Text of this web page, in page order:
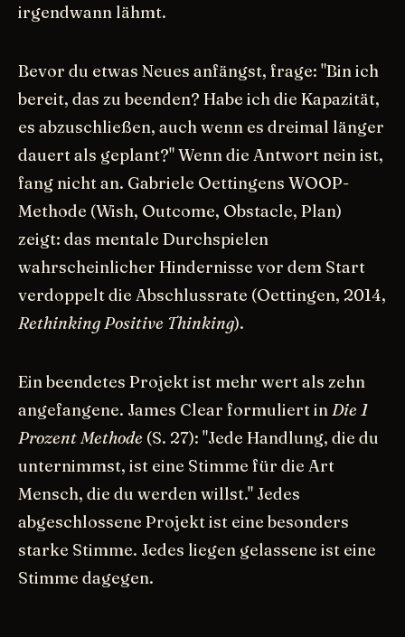
irgendwann lähmt.
Bevor du etwas Neues anfängst, frage: "Bin ich
bereit, das zu beenden? Habe ich die Kapazität,
es abzuschließen, auch wenn es dreimal länger
dauert als geplant?" Wenn die Antwort nein ist,
fang nicht an. Gabriele Oettingens WOOP-
Methode (Wish, Outcome, Obstacle, Plan)
zeigt: das mentale Durchspielen
wahrscheinlicher Hindernisse vor dem Start
verdoppelt die Abschlussrate (Oettingen, 2014,
Rethinking Positive Thinking).
Ein beendetes Projekt ist mehr wert als zehn
angefangene. James Clear formuliert inDie 1
Prozent Methode (S. 27): "Jede Handlung, die du
unternimmst, ist eine Stimme für die Art
Mensch, die du werden willst." Jedes
abgeschlossene Projekt ist eine besonders
starke Stimme. Jedes liegen gelassene ist eine
Stimme dagegen.